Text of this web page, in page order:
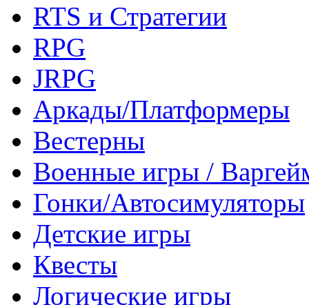
RTS и Стратегии
RPG
JRPG
Аркады/Платформеры
Вестерны
Военные игры /
Гонки/Автосимуляторы
Детские игры
Квесты
Логические игры